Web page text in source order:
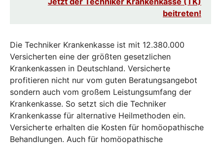
beitreten!
Die Techniker Krankenkasse ist mit 12.380.000
Versicherten eine der größten gesetzlichen
Krankenkassen in Deutschland. Versicherte
profitieren nicht nur vom guten Beratungsangebot
sondern auch vom großem Leistungsumfang der
Krankenkasse. So setzt sich die Techniker
Krankenkasse für alternative Heilmethoden ein.
Versicherte erhalten die Kosten für homöopathische
Behandlungen. Auch für homöopathische